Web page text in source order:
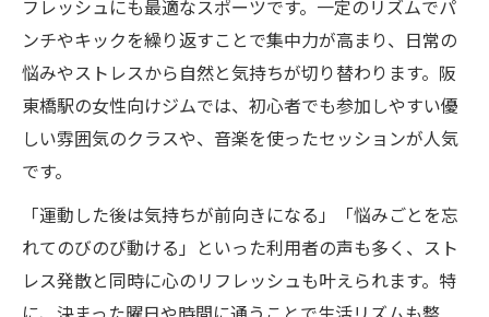
フレッシュにも最適なスポーツです。一定のリズムでパ
ンチやキックを繰り返すことで集中力が高まり、日常の
悩みやストレスから自然と気持ちが切り替わります。阪
東橋駅の女性向けジムでは、初心者でも参加しやすい優
しい雰囲気のクラスや、音楽を使ったセッションが人気
です。
「運動した後は気持ちが前向きになる」「悩みごとを忘
れてのびのび動ける」といった利用者の声も多く、スト
レス発散と同時に心のリフレッシュも叶えられます。特